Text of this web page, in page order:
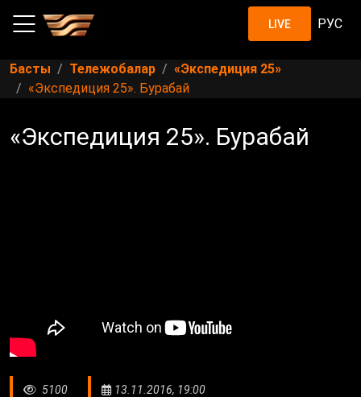
LIVE РУС
Басты Тележобалар
«Экспедиция 25»
«Экспедиция 25». Бурабай
«Экспедиция 25». Бурабай
5100 13.11.2016, 19:00